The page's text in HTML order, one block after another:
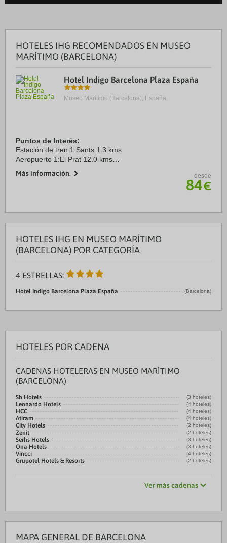
HOTELES IHG RECOMENDADOS EN MUSEO
MARÍTIMO (BARCELONA)
Hotel Indigo Barcelona Plaza España
Museo Marítimo (Barcelona), España.
Puntos de Interés:
Estación de tren 1:Sants 1.3 kms
Aeropuerto 1:El Prat 12.0 kms
Centro Ciudad:Plaça de Catalunya2.8 2.6 kms
Más información. desde
84€
HOTELES IHG EN MUSEO MARÍTIMO
(BARCELONA) POR CATEGORÍA
4 ESTRELLAS:
Hotel Indigo Barcelona Plaza España (Barcelona)
HOTELES POR CADENA
CADENAS HOTELERAS EN MUSEO MARÍTIMO
(BARCELONA)
Sb Hotels (3 hoteles)
Leonardo Hotels (4 hoteles)
HCC (4 hoteles)
Atiram (4 hoteles)
City Hotels (2 hoteles)
Zenit (2 hoteles)
Serhs Hotels (3 hoteles)
Ona Hotels (3 hoteles)
Vincci (4 hoteles)
Grupotel Hotels & Resorts (2 hoteles)
Ver más cadenas
MAPA GENERAL DE BARCELONA